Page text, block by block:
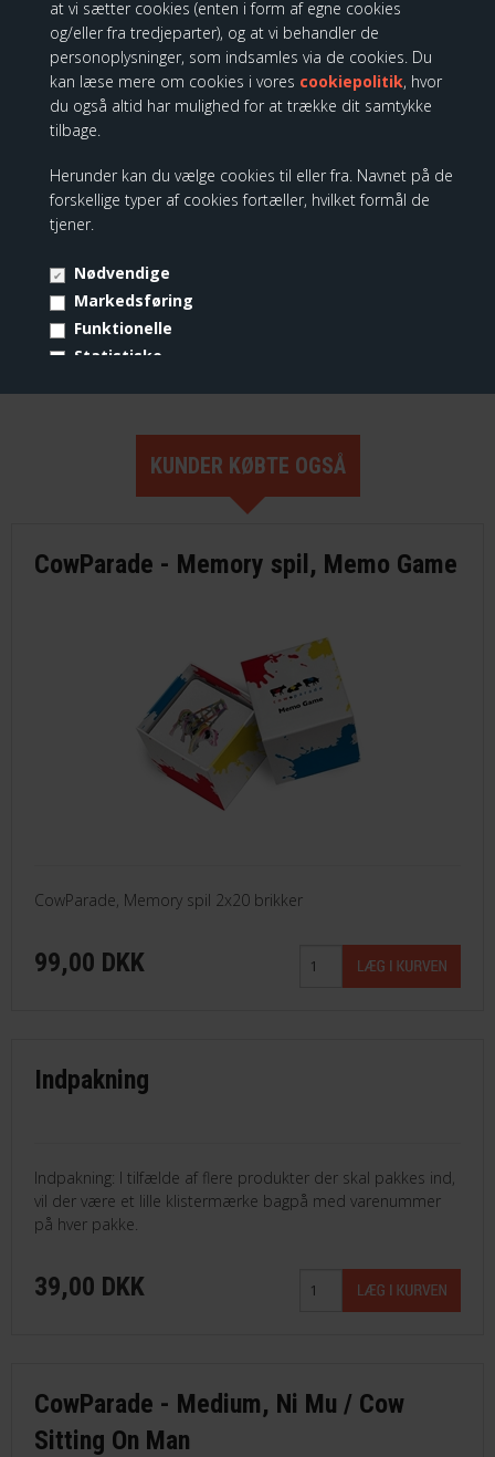
at vi sætter cookies (enten i form af egne cookies
og/eller fra tredjeparter), og at vi behandler de
personoplysninger, som indsamles via de cookies. Du
kan læse mere om cookies i vores cookiepolitik, hvor
du også altid har mulighed for at trække dit samtykke
tilbage.
Herunder kan du vælge cookies til eller fra. Navnet på de
forskellige typer af cookies fortæller, hvilket formål de
tjener.
Nødvendige
Markedsføring
Funktionelle
Statistiske
CowParade, Nøglering og Kort
39,00 DKK
KUNDER KØBTE OGSÅ
CowParade - Memory spil, Memo Game
CowParade, Memory spil 2x20 brikker
99,00 DKK
Indpakning
Indpakning: I tilfælde af flere produkter der skal pakkes ind,
vil der være et lille klistermærke bagpå med varenummer
på hver pakke.
39,00 DKK
CowParade - Medium, Ni Mu / Cow
Sitting On Man